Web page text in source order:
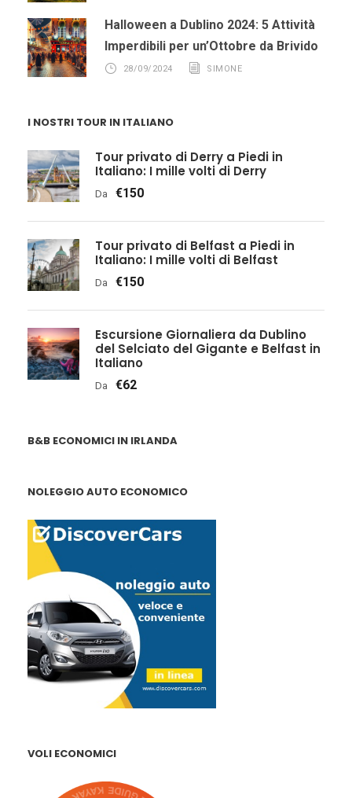
Halloween a Dublino 2024: 5 Attività
Imperdibili per un’Ottobre da Brivido
28/09/2024 SIMONE
I NOSTRI TOUR IN ITALIANO
Tour privato di Derry a Piedi in
Italiano: I mille volti di Derry
Da €150
Tour privato di Belfast a Piedi in
Italiano: I mille volti di Belfast
Da €150
Escursione Giornaliera da Dublino
del Selciato del Gigante e Belfast in
Italiano
Da €62
B&B ECONOMICI IN IRLANDA
NOLEGGIO AUTO ECONOMICO
VOLI ECONOMICI